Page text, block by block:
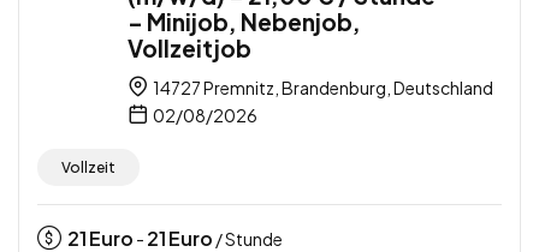
– Minijob, Nebenjob,
Vollzeitjob
14727 Premnitz, Brandenburg, Deutschland
02/08/2026
Vollzeit
21Euro - 21Euro / Stunde